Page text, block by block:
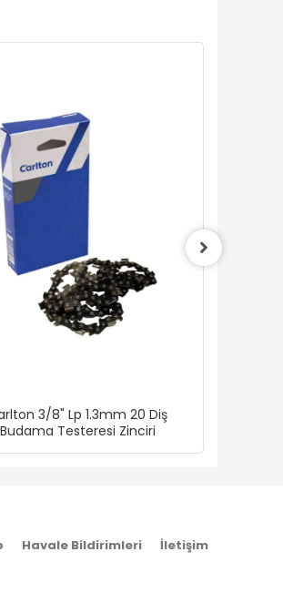
3/8" Lp 1.3mm 20 Diş
Budama Testeresi Zinciri
Havale Bildirimleri İletişim